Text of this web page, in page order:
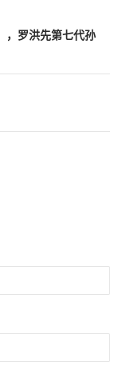
，罗洪先第七代孙